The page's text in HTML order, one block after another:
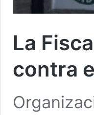
La
contra